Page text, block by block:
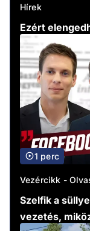
Hírek
Ezért
1 perc
Vezércikk -
Szelfik a
vezetés,